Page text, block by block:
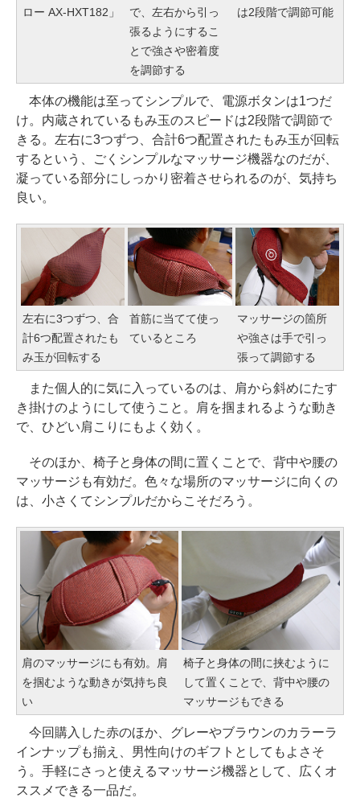
ロー AX-HXT182」
で、左右から引っ
張るようにするこ
とで強さや密着度
を調節する
は2段階で調節可能
本体の機能は至ってシンプルで、電源ボタンは1つだ
け。内蔵されているもみ玉のスピードは2段階で調節で
きる。左右に3つずつ、合計6つ配置されたもみ玉が回転
するという、ごくシンプルなマッサージ機器なのだが、
凝っている部分にしっかり密着させられるのが、気持ち
良い。
左右に3つずつ、合
計6つ配置されたも
み玉が回転する
首筋に当てて使っ
ているところ
マッサージの箇所
や強さは手で引っ
張って調節する
また個人的に気に入っているのは、肩から斜めにたす
き掛けのようにして使うこと。肩を掴まれるような動き
で、ひどい肩こりにもよく効く。
そのほか、椅子と身体の間に置くことで、背中や腰の
マッサージも有効だ。色々な場所のマッサージに向くの
は、小さくてシンプルだからこそだろう。
肩のマッサージにも有効。肩
を掴むような動きが気持ち良
い
椅子と身体の間に挟むように
して置くことで、背中や腰の
マッサージもできる
今回購入した赤のほか、グレーやブラウンのカラーラ
インナップも揃え、男性向けのギフトとしてもよさそ
う。手軽にさっと使えるマッサージ機器として、広くオ
ススメできる一品だ。